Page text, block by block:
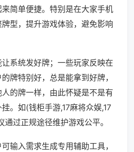
简单便捷。特别是在大家手机
型，提升游戏体验，避免影响
系统发好牌；一些玩家反映在
牌特别好，总是能拿到好牌，
的牌一样，由此怀疑是不是有
。如(钱柜手游,17麻将众娱,17
过正规途径维护游戏公平。
输入需求生成专用辅助工具，